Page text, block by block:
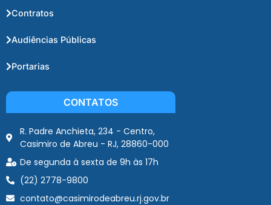
Contratos
Audiências Públicas
Portarias
CONTATOS
R. Padre Anchieta, 234 - Centro,
Casimiro de Abreu - RJ, 28860-000
De segunda à sexta de 9h às 17h
(22) 2778-9800
contato@casimirodeabreu.rj.gov.br